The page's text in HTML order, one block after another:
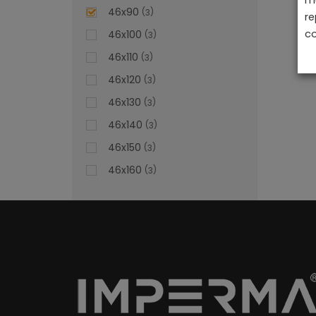
46x90 3
46x100 3
46x110 3
46x120 3
46x130 3
46x140 3
46x150 3
46x160 3